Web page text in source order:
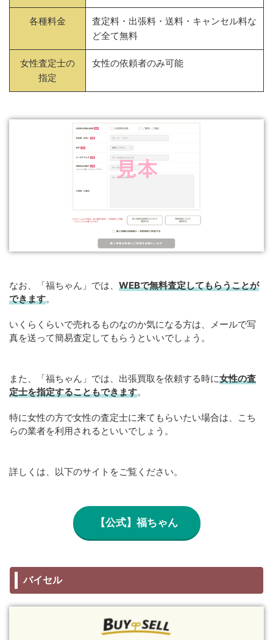
各種料金
査定料・出張料・送料・キャンセル料な
ど全て無料
女性査定士の
指定
女性の依頼者のみ可能
なお、「福ちゃん」では、 WEBで無料査定してもらうことが
できます。
いくらくらいで売れるものなのか気になる方は、メールで写
真を送って簡易査定してもらうといいでしょう。
また、「福ちゃん」では、出張買取を依頼する時に女性の査
定士を指定することもできます。
特に女性の方で女性の査定士に来てもらいたい場合は、こち
らの業者を利用されるといいでしょう。
詳しくは、以下のサイトをご覧ください。
【公式】福ちゃん
バイセル